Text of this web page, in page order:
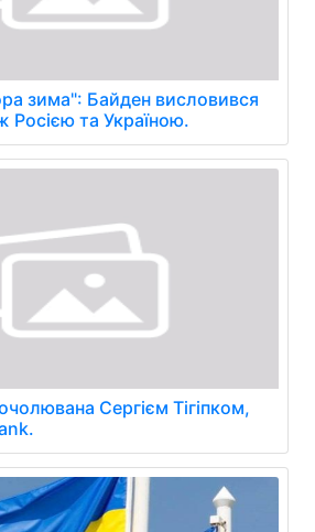
зима": Байден висловився
Росією та Україною.
Сергієм Тігіпком,